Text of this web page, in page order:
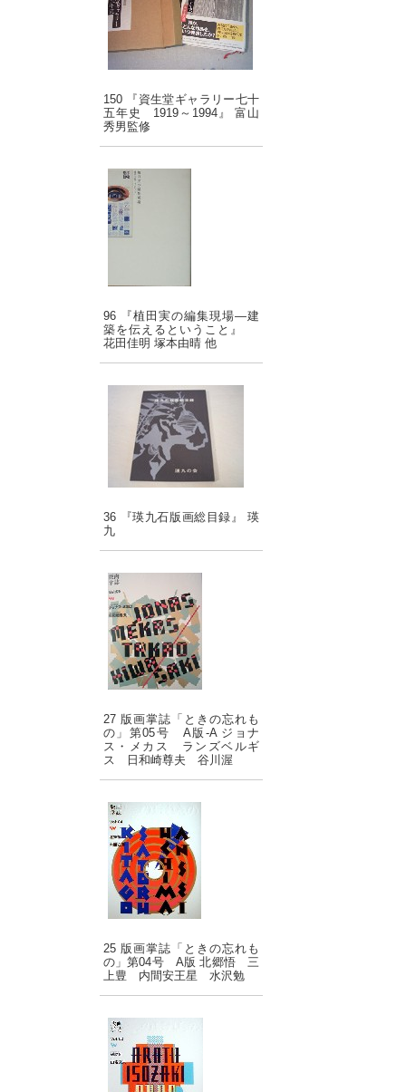
150 『資生堂ギャラリー七十
五年史 1919～1994』 富山
秀男監修
96 『植田実の編集現場―建
築を伝えるということ』
花田佳明 塚本由晴 他
36 『瑛九石版画総目録』 瑛
九
27 版画掌誌「ときの忘れも
の」第05号 A版-A ジョナ
ス・メカス ランズベルギ
ス 日和崎尊夫 谷川渥
25 版画掌誌「ときの忘れも
の」第04号 A版 北郷悟 三
上豊 内間安王星 水沢勉